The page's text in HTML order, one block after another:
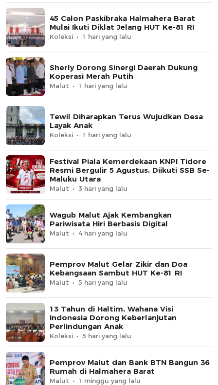
45 Calon Paskibraka Halmahera Barat
Mulai Ikuti Diklat Jelang HUT Ke-81 RI
Koleksi 1 hari yang lalu
Sherly Dorong Sinergi Daerah Dukung
Koperasi Merah Putih
Malut 1 hari yang lalu
Tewil Diharapkan Terus Wujudkan Desa
Layak Anak
Koleksi 1 hari yang lalu
Festival Piala Kemerdekaan KNPI Tidore
Resmi Bergulir 5 Agustus, Diikuti SSB Se-
Maluku Utara
Malut 3 hari yang lalu
Wagub Malut Ajak Kembangkan
Pariwisata Hiri Berbasis Digital
Malut 4 hari yang lalu
Pemprov Malut Gelar Zikir dan Doa
Kebangsaan Sambut HUT Ke-81 RI
Malut 5 hari yang lalu
13 Tahun di Haltim, Wahana Visi
Indonesia Dorong Keberlanjutan
Perlindungan Anak
Koleksi 5 hari yang lalu
Pemprov Malut dan Bank BTN Bangun 36
Rumah di Halmahera Barat
Malut 1 minggu yang lalu